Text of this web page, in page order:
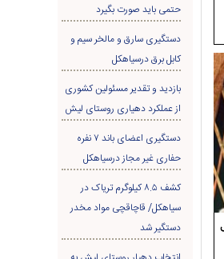
حتمی باید صورت بگیرد
دستگیری سارق و مالخر سیم و
کابل برق درسیاهکل
بازدید و تقدیر مسئولین کشوری
از عملکرد دهیاری روستای لیش
دستگیری اعضای باند ۷ نفره
حفاری غير مجاز درسیاهکل
کشف ۸.۵ کیلوگرم تریاک در
سیاهکل/ قاچاقچی مواد مخدر
دستگیر شد